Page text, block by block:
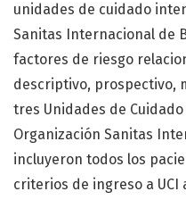
unidades de cuidado
Sanitas Internacional de
factores de riesgo
descriptivo, prospectivo,
tres Unidades de
Organización Sanitas
incluyeron todos los
criterios de ingreso a